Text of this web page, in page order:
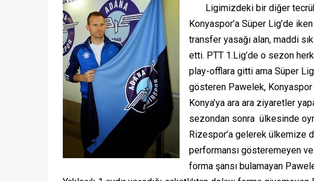
Ligimizdeki bir diğer
Konyaspor’a Süper Lig’de
transfer yasağı alan, maddi
etti. PTT 1.Lig’de o sezon
play-offlara gitti ama Süper
gösteren Pawelek, Konyaspor
Konya’ya ara ara ziyaretler
sezondan sonra ülkesinde
Rizespor’a gelerek ülkemize
performansı gösteremeyen ve
forma şansı bulamayan